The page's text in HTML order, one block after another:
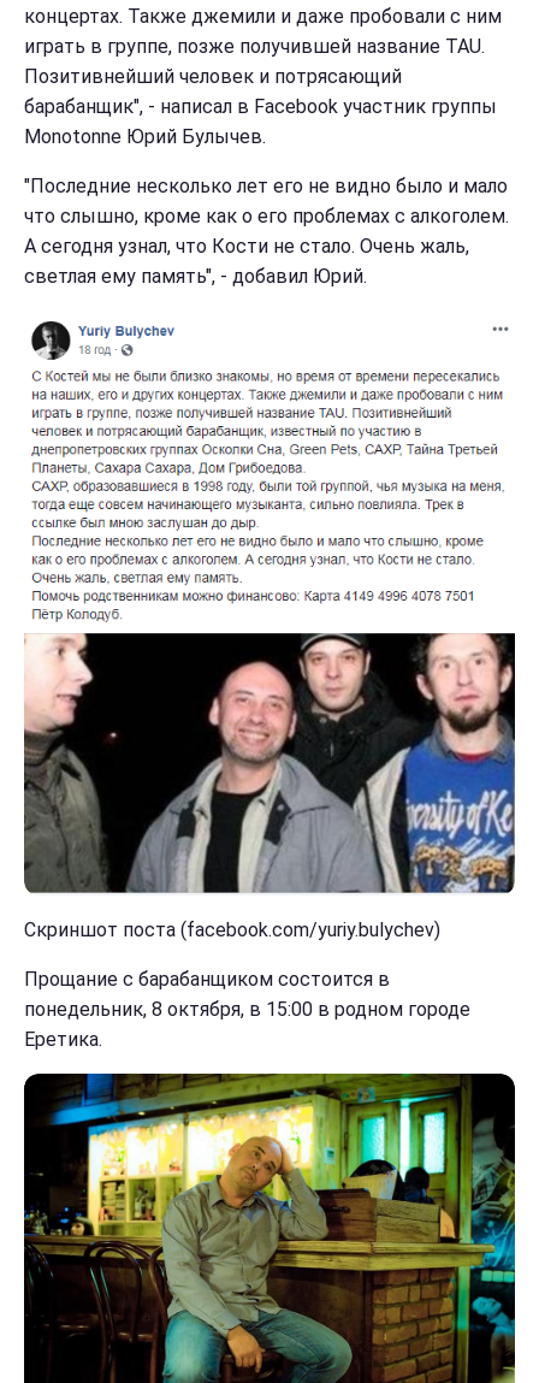
концертах. Также джемили и даже пробовали с ним
играть в группе, позже получившей название TAU.
Позитивнейший человек и потрясающий
барабанщик", - написал в Facebook участник группы
Monotonne Юрий Булычев.
"Последние несколько лет его не видно было и мало
что слышно, кроме как о его проблемах с алкоголем.
А сегодня узнал, что Кости не стало. Очень жаль,
светлая ему память", - добавил Юрий.
Скриншот поста (facebook.com/yuriy.bulychev)
Прощание с барабанщиком состоится в
понедельник, 8 октября, в 15:00 в родном городе
Еретика.